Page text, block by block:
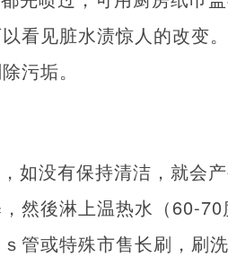
看见脏水渍惊人的改变
污垢。
如没有保持清洁，就会
然後淋上温热水（60-
管或特殊市售长刷，刷